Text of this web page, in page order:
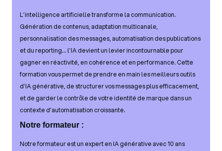
L’intelligence artificielle transforme la communication.
Génération de contenus, adaptation multicanale,
personnalisation des messages, automatisation des publications
et du reporting… l’IA devient un levier incontournable pour
gagner en réactivité, en cohérence et en performance. Cette
formation vous permet de prendre en main les meilleurs outils
d’IA générative, de structurer vos messages plus efficacement,
et de garder le contrôle de votre identité de marque dans un
contexte d’automatisation croissante.
Notre formateur :
Notre formateur est un expert en IA générative avec 10 ans